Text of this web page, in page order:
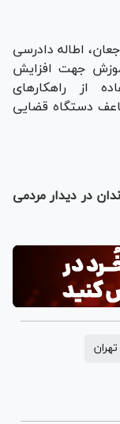
اطاله دادرسی
جهت افزایش
از راهکار‌های
دستگاه قضایی
نفر از شهروندان در دیدار مردمی